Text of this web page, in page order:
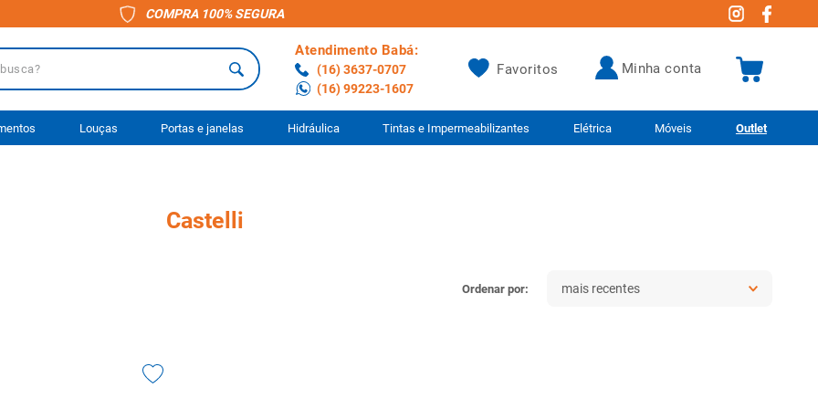
COMPRA 100% SEGURA
Atendimento Babá:
(16) 3637-0707
(16) 99223-1607
Favoritos minha conta
Louças Portas e janelas Hidráulica Tintas e Impermeabilizantes Elétrica Móveis Outlet
Castelli
mais recentes